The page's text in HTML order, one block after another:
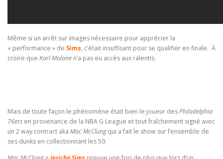
Même si un arrêt sur images nécessaire pour apprécier la
« performance » de Sims, c’était insuffisant pour se qualifier en finale. À
croire que Karl Malone n’a pas eu accès aux ralentis.
Mais de toute façon le phénomène était bien le joueur desPhiladelphia
76ers en provenance de la NBA G League et tout fraîchement signé avec
un 2 way contract aka Mac McClungqui a fait le show sur l’ensemble de
ses dunks en collectionnant les 50.